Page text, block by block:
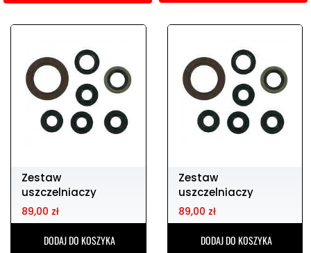
Zestaw
uszczelniaczy
silnikowych HONDA
cr125 04
89,00 zł
DODAJ DO KOSZYKA
Zestaw
uszczelniaczy
silnikowych yfm660r
01-07
89,00 zł
DODAJ DO KOSZYKA